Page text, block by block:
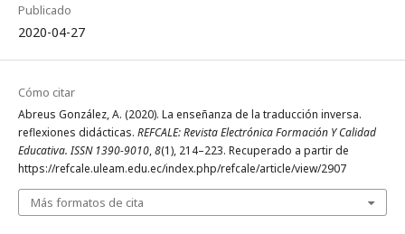
Publicado
2020-04-27
Cómo citar
Abreus González, A. (2020). La enseñanza de la traducción inversa.
reflexiones didácticas. REFCALE: Revista Electrónica Formación Y Calidad
Educativa. ISSN 1390-9010,8(1), 214–223. Recuperado a partir de
https://refcale.uleam.edu.ec/index.php/refcale/article/view/2907
Más formatos de cita